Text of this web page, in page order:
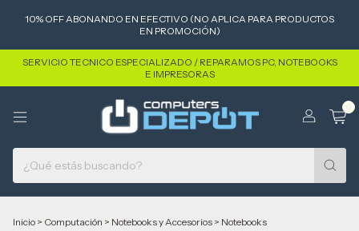
10% OFF ABONANDO EN EFECTIVO (NO APLICA PARA PRODUCTOS
EN PROMOCIÓN)
SERVICIO TECNICO ESPECIALIZADO / REPARAMOS PC, NOTEBOOKS
E IMPRESORAS
Inicio > Computación > Notebooks y Accesorios > Notebooks